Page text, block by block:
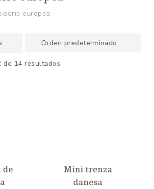
europea
de 14 resultados
de
Mini trenza
danesa